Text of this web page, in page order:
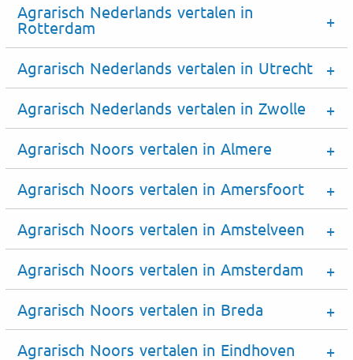
Agrarisch Nederlands vertalen in
Rotterdam
Agrarisch Nederlands vertalen in Utrecht
Agrarisch Nederlands vertalen in Zwolle
Agrarisch Noors vertalen in Almere
Agrarisch Noors vertalen in Amersfoort
Agrarisch Noors vertalen in Amstelveen
Agrarisch Noors vertalen in Amsterdam
Agrarisch Noors vertalen in Breda
Agrarisch Noors vertalen in Eindhoven